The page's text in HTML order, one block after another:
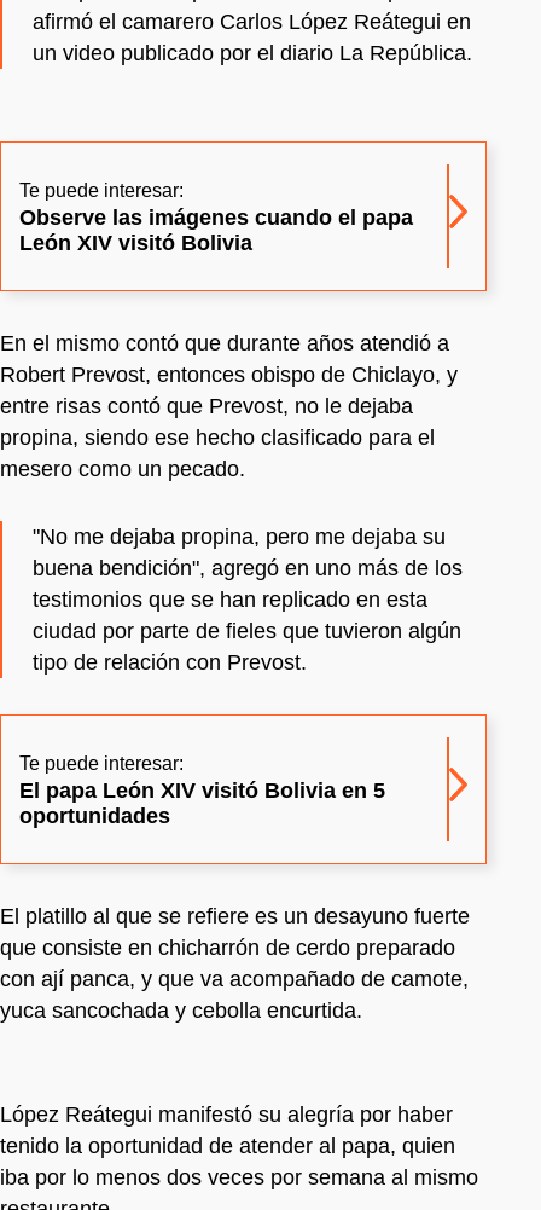
afirmó el camarero Carlos López Reátegui en
un video publicado por el diario La República.
Te puede interesar:
Observe las imágenes cuando el papa
León XIV visitó Bolivia
En el mismo contó que durante años atendió a
Robert Prevost, entonces obispo de Chiclayo, y
entre risas contó que Prevost, no le dejaba
propina, siendo ese hecho clasificado para el
mesero como un pecado.
"No me dejaba propina, pero me dejaba su
buena bendición", agregó en uno más de los
testimonios que se han replicado en esta
ciudad por parte de fieles que tuvieron algún
tipo de relación con Prevost.
Te puede interesar:
El papa León XIV visitó Bolivia en 5
oportunidades
El platillo al que se refiere es un desayuno fuerte
que consiste en chicharrón de cerdo preparado
con ají panca, y que va acompañado de camote,
yuca sancochada y cebolla encurtida.
López Reátegui manifestó su alegría por haber
tenido la oportunidad de atender al papa, quien
iba por lo menos dos veces por semana al mismo